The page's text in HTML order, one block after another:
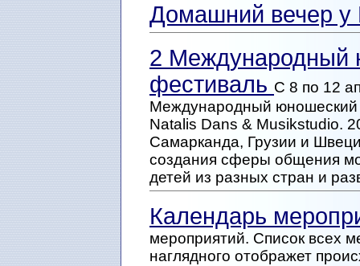
Домашний вечер
2 Международный
фестиваль С 8 по 12
Международный юношеский
Natalis Dans & Musikstudio.
Самарканда, Грузии и
создания сферы общения
детей из разных стран и
Календарь
мероприятий. Список всех
наглядного отображет